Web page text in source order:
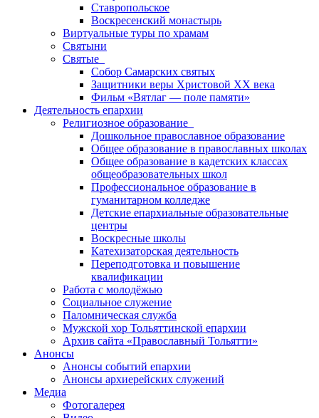
Ставропольское
Воскресенский монастырь
Виртуальные туры по храмам
Святыни
Святые
Собор Самарских святых
Защитники веры Христовой XX века
Фильм «Вятлаг — поле памяти»
Деятельность епархии
Религиозное образование
Дошкольное православное образование
Общее образование в православных школах
Общее образование в кадетских классах
общеобразовательных школ
Профессиональное образование в
гуманитарном колледже
Детские епархиальные образовательные
центры
Воскресные школы
Катехизаторская деятельность
Переподготовка и повышение
квалификации
Работа с молодёжью
Социальное служение
Паломническая служба
Мужской хор Тольяттинской епархии
Архив сайта «Православный Тольятти»
Анонсы
Анонсы событий епархии
Анонсы архиерейских служений
Медиа
Фотогалерея